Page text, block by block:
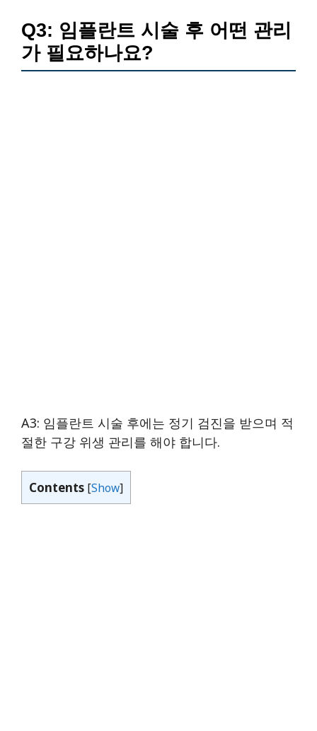
Q3: 임플란트 시술 후 어떤 관리
가 필요하나요?
A3: 임플란트 시술 후에는 정기 검진을 받으며 적
절한 구강 위생 관리를 해야 합니다.
Contents [Show]